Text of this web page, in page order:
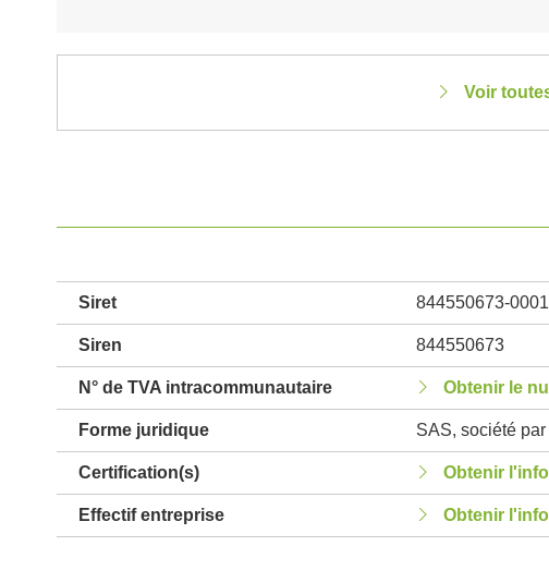
Voir
Siret 844550673-
Siren 844550673
N° de TVA intracommunautaire Obtenir le
Forme juridique SAS, société
Certification(s) Obtenir
Effectif entreprise Obtenir